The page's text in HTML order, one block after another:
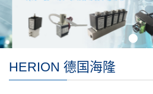
HERION 德国海隆